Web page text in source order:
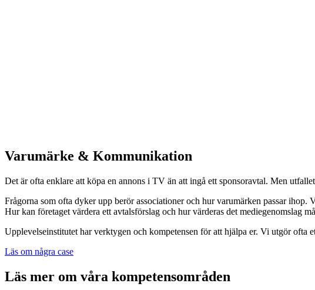
Varumärke & Kommunikation
Det är ofta enklare att köpa en annons i TV än att ingå ett sponsoravtal. Men
Frågorna som ofta dyker upp berör associationer och hur varumärken passar
Hur kan företaget värdera ett avtalsförslag och hur värderas det mediegenomslag
Upplevelseinstitutet har verktygen och kompetensen för att hjälpa er. Vi utgör ofta
Läs om några case
Läs mer om våra kompetensområden